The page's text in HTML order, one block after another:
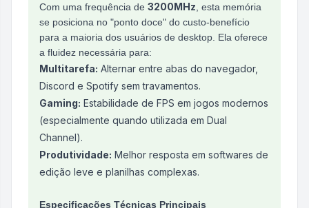
Com uma frequência de 3200MHz , esta memória
se posiciona no "ponto doce" do custo-benefício
para a maioria dos usuários de desktop. Ela oferece
a fluidez necessária para:
Multitarefa: Alternar entre abas do navegador,
Discord e Spotify sem travamentos.
Gaming: Estabilidade de FPS em jogos modernos
(especialmente quando utilizada em Dual
Channel).
Produtividade: Melhor resposta em softwares de
edição leve e planilhas complexas.
Especificações Técnicas Principais